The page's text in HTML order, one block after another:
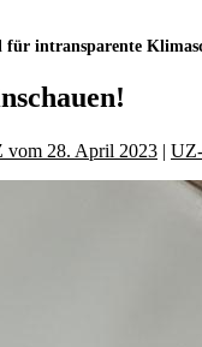
für intransparente
vom 28. April 2023 |